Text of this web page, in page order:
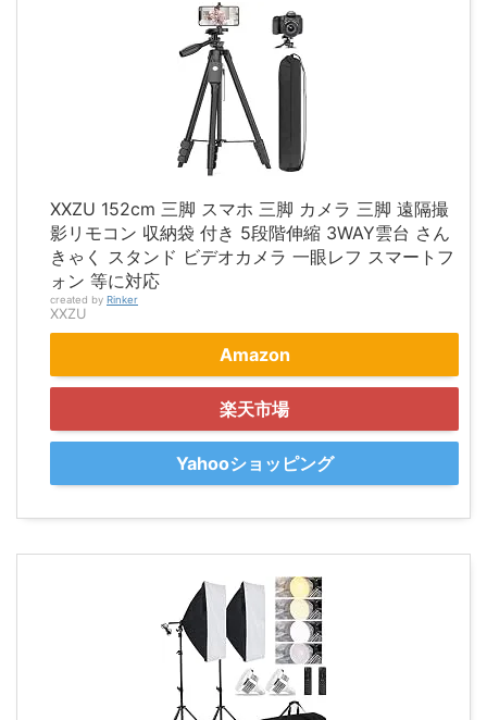
XXZU 152cm 三脚 スマホ 三脚 カメラ 三脚 遠隔撮
影リモコン 収納袋 付き 5段階伸縮 3WAY雲台 さん
きゃく スタンド ビデオカメラ 一眼レフ スマートフ
ォン 等に対応
created by Rinker
XXZU
Amazon
楽天市場
Yahooショッピング